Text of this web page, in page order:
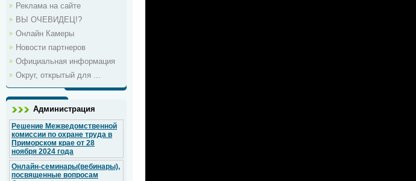
Реклама на сайте
ВЫ ОЧЕВИДЕЦ!?
Онлайн Камеры
Новости партнеров
Официальная информация
Округ, открытый для ...
Администрация
Решение Межведомственной
комиссии по охране труда в
Приморском крае от 28
ноября 2024 года
Онлайн-семинары(вебинары),
посвященные вопросам